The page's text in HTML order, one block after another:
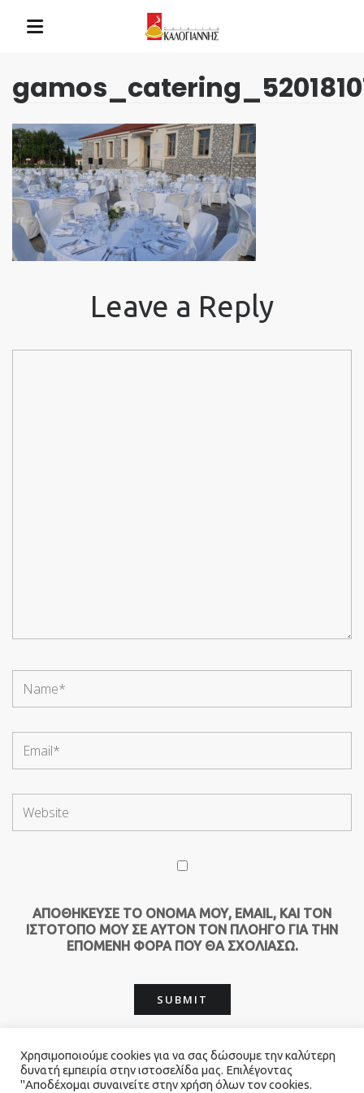
Leave a Reply
ΑΠΟΘΉΚΕΥΣΕ ΤΟ ΌΝΟΜΆ ΜΟΥ, EMAIL, ΚΑΙ ΤΟΝ
ΙΣΤΌΤΟΠΟ ΜΟΥ ΣΕ ΑΥΤΌΝ ΤΟΝ ΠΛΟΗΓΌ ΓΙΑ ΤΗΝ
ΕΠΌΜΕΝΗ ΦΟΡΆ ΠΟΥ ΘΑ ΣΧΟΛΙΆΣΩ.
© 2026 Καλογιαννης Catering. All Rights Reserved.
Χρησιμοποιούμε cookies για να σας δώσουμε την καλύτερη
δυνατή εμπειρία στην ιστοσελίδα μας. Επιλέγοντας
"Αποδέχομαι συναινείτε στην χρήση όλων τον cookies.